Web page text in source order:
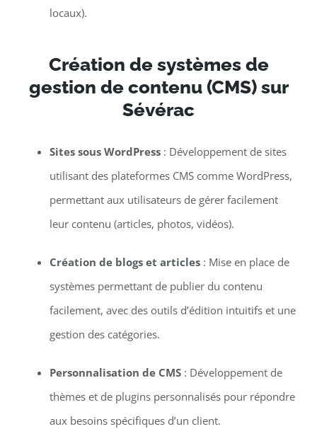
locaux).
Création de systèmes de
gestion de contenu (CMS) sur
Sévérac
Sites sous WordPress: Développement de sites
utilisant des plateformes CMS comme WordPress,
permettant aux utilisateurs de gérer facilement
leur contenu (articles, photos, vidéos).
Création de blogs et articles: Mise en place de
systèmes permettant de publier du contenu
facilement, avec des outils d’édition intuitifs et une
gestion des catégories.
Personnalisation de CMS: Développement de
thèmes et de plugins personnalisés pour répondre
aux besoins spécifiques d’un client.